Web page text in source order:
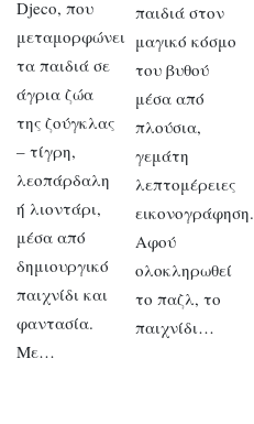
Djeco, που
μεταμορφώνει
τα παιδιά σε
άγρια ζώα
της ζούγκλας
– τίγρη,
λεοπάρδαλη
ή λιοντάρι,
μέσα από
δημιουργικό
παιχνίδι και
φαντασία.
Με…
παιδιά στον
μαγικό κόσμο
του βυθού
μέσα από
πλούσια,
γεμάτη
λεπτομέρειες
εικονογράφηση.
Αφού
ολοκληρωθεί
το παζλ, το
παιχνίδι…